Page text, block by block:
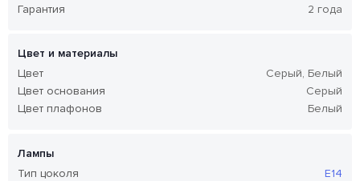
Гарантия
2 года
Цвет и материалы
Цвет
Серый, Белый
Цвет основания
Серый
Цвет плафонов
Белый
Лампы
Тип цоколя
E14